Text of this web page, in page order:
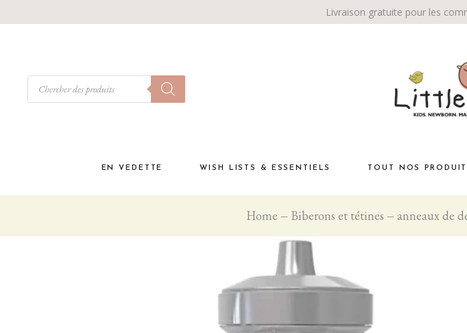
Livraison gratuite pour les
EN VEDETTE WISH LISTS & ESSENTIELS
Babyshower
Must have à la maternité
Liste de naissance
Coffrets cadeaux
Happy 1 Year List
TOUT NOS
Habiller bébé
Bébé marche!
Home Biberons et tétines anneaux de